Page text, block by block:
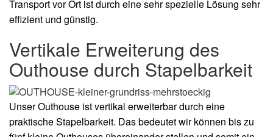
Transport vor Ort ist durch eine sehr spezielle Lösung sehr
effizient und günstig.
Vertikale Erweiterung des
Outhouse durch Stapelbarkeit
Unser Outhouse ist vertikal erweiterbar durch eine
praktische Stapelbarkeit. Das bedeutet wir können bis zu